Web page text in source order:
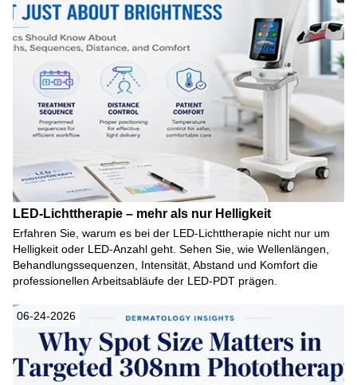
LED-Lichttherapie – mehr als nur Helligkeit
Erfahren Sie, warum es bei der LED-Lichttherapie nicht nur um
Helligkeit oder LED-Anzahl geht. Sehen Sie, wie Wellenlängen,
Behandlungssequenzen, Intensität, Abstand und Komfort die
professionellen Arbeitsabläufe der LED-PDT prägen.
06-24-2026